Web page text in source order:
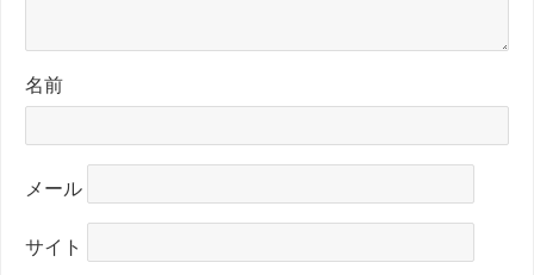
名前
メール
サイト